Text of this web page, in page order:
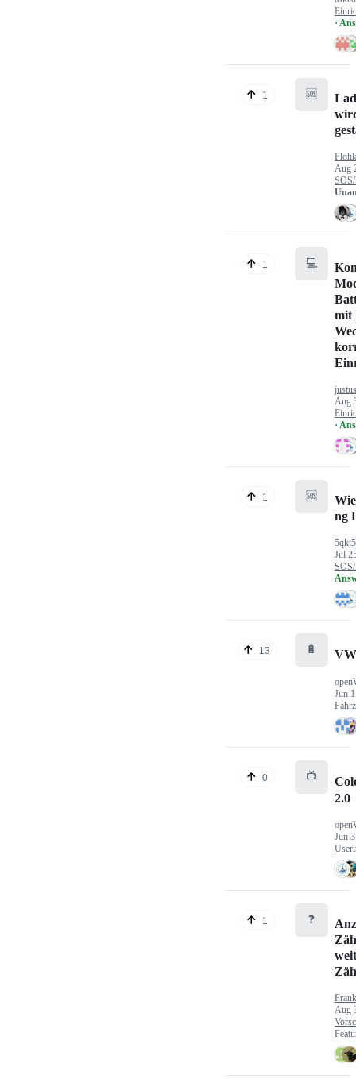
·
1 🆘
Aug
1 💻
mit
Aug
·
1 🆘
ng
Jul
13 🔋
Jun
0 📺
2.0
Jun
1 ❓
Aug